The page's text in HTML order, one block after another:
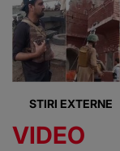
STIRI EXTERNE
VIDEO